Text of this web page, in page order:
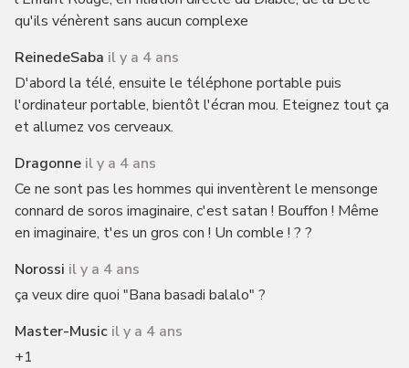
qu'ils vénèrent sans aucun complexe
ReinedeSaba il y a 4 ans
D'abord la télé, ensuite le téléphone portable puis
l'ordinateur portable, bientôt l'écran mou. Eteignez tout ça
et allumez vos cerveaux.
Dragonne il y a 4 ans
Ce ne sont pas les hommes qui inventèrent le mensonge
connard de soros imaginaire, c'est satan ! Bouffon ! Même
en imaginaire, t'es un gros con ! Un comble ! ? ?
Norossi il y a 4 ans
ça veux dire quoi "Bana basadi balalo" ?
Master-Music il y a 4 ans
+1